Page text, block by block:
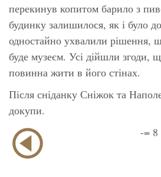
перекинув копитом барило з
будинку залишилося, як і було
одностайно ухвалили рішення,
буде музеєм. Усі дійшли згоди,
повинна жити в його стінах.
Після сніданку Сніжок та
докупи.
-= 8